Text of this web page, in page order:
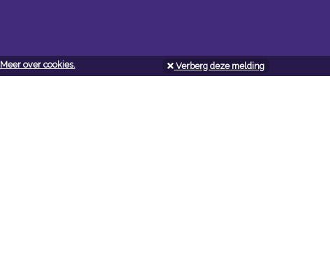
Meer over cookies. Verberg deze melding